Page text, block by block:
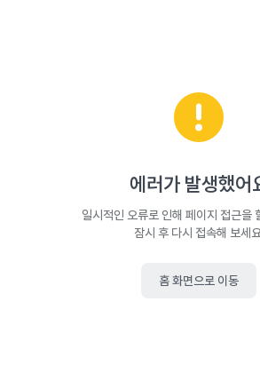
에러가 발생했어
일시적인 오류로 인해 페이지 접근을
잠시 후 다시 접속해 보세
홈 화면으로 이동